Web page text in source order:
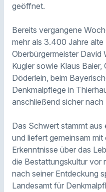
geöffnet.
Bereits vergangene
mehr als 3.400 Jahre
Oberbürgermeister David
Kugler sowie Klaus
Döderlein, beim
Denkmalpflege in
anschließend sicher
Das Schwert stammt aus
und liefert gemeinsam
Erkenntnisse über das
die Bestattungskultur vor
nach seiner Entdeckung
Landesamt für